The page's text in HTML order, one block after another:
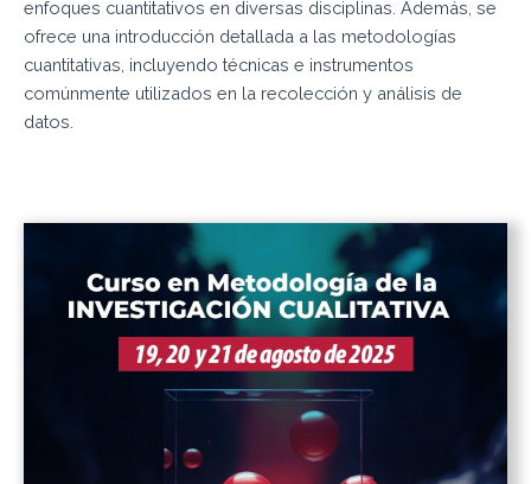
enfoques cuantitativos en diversas disciplinas. Además, se
ofrece una introducción detallada a las metodologías
cuantitativas, incluyendo técnicas e instrumentos
comúnmente utilizados en la recolección y análisis de
datos.